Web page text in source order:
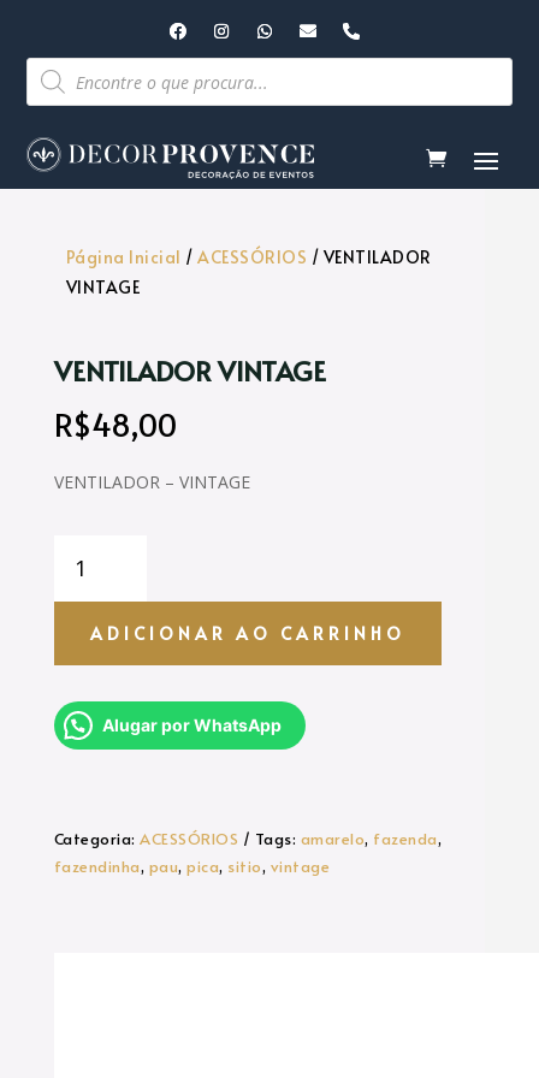
Pesquisar
produtos
Página Inicial /ACESSÓRIOS / VENTILADOR
VINTAGE
VENTILADOR VINTAGE
R$48,00
VENTILADOR – VINTAGE
VINTAGE
quantidade
ADICIONAR AO CARRINHO
Alugar por WhatsApp
Categoria:ACESSÓRIOS Tags: amarelo, fazenda,
fazendinha, pau,pica, sitio, vintage